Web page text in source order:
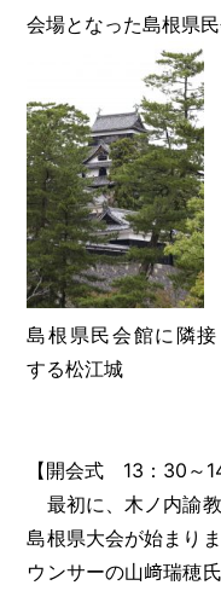
会場となった島根県
島根県民会館に隣接
する松江城
【開会式 13：30～
最初に、木ノ内諭教
島根県大会が始まり
ウンサーの山﨑瑞穂